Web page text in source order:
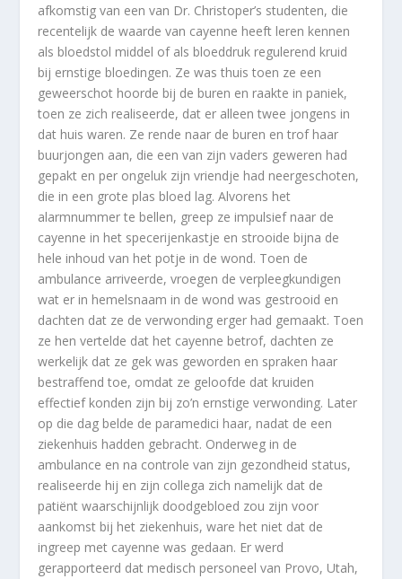
afkomstig van een van Dr. Christoper’s studenten, die
recentelijk de waarde van cayenne heeft leren kennen
als bloedstol middel of als bloeddruk regulerend kruid
bij ernstige bloedingen. Ze was thuis toen ze een
geweerschot hoorde bij de buren en raakte in paniek,
toen ze zich realiseerde, dat er alleen twee jongens in
dat huis waren. Ze rende naar de buren en trof haar
buurjongen aan, die een van zijn vaders geweren had
gepakt en per ongeluk zijn vriendje had neergeschoten,
die in een grote plas bloed lag. Alvorens het
alarmnummer te bellen, greep ze impulsief naar de
cayenne in het specerijenkastje en strooide bijna de
hele inhoud van het potje in de wond. Toen de
ambulance arriveerde, vroegen de verpleegkundigen
wat er in hemelsnaam in de wond was gestrooid en
dachten dat ze de verwonding erger had gemaakt. Toen
ze hen vertelde dat het cayenne betrof, dachten ze
werkelijk dat ze gek was geworden en spraken haar
bestraffend toe, omdat ze geloofde dat kruiden
effectief konden zijn bij zo’n ernstige verwonding. Later
op die dag belde de paramedici haar, nadat de een
ziekenhuis hadden gebracht. Onderweg in de
ambulance en na controle van zijn gezondheid status,
realiseerde hij en zijn collega zich namelijk dat de
patiënt waarschijnlijk doodgebloed zou zijn voor
aankomst bij het ziekenhuis, ware het niet dat de
ingreep met cayenne was gedaan. Er werd
gerapporteerd dat medisch personeel van Provo, Utah,